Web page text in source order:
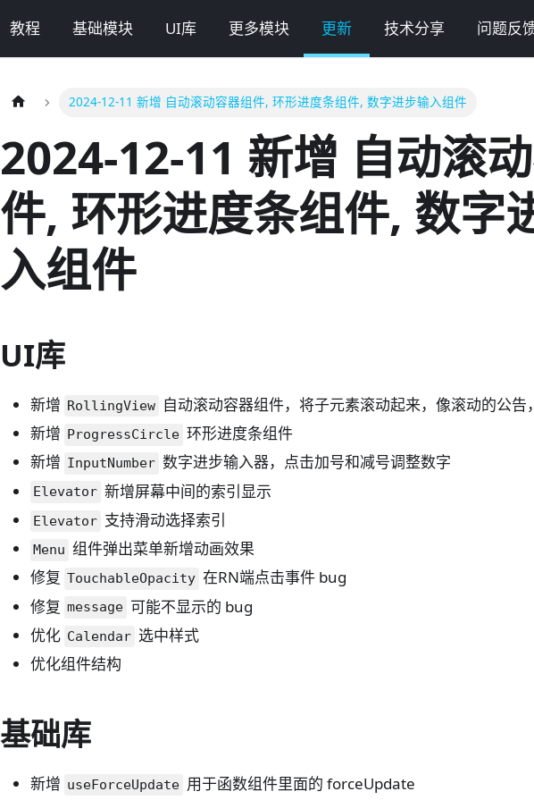
教程 基础模块 UI库 更多模块 更新 技术分享 问题反
2024-12-11 新增 自动滚动容器组件, 环形进度条组件, 数字进步输入组件
2024-12-11 新增 自动滚
件, 环形进度条组件, 数字
入组件
UI库
新增 RollingView 自动滚动容器组件，将子元素滚动起来，像滚动的公
新增 ProgressCircle 环形进度条组件
新增 InputNumber 数字进步输入器，点击加号和减号调整数字
Elevator 新增屏幕中间的索引显示
Elevator 支持滑动选择索引
Menu 组件弹出菜单新增动画效果
修复 TouchableOpacity 在RN端点击事件 bug
修复 message 可能不显示的 bug
优化 Calendar 选中样式
优化组件结构
基础库
新增 useForceUpdate 用于函数组件里面的 forceUpdate